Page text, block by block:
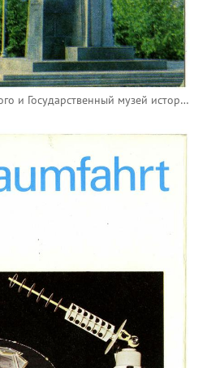
Дом-музей К. Э. Циолковского и Государственный музей истории космонавтики имени К. Э. Циолковского